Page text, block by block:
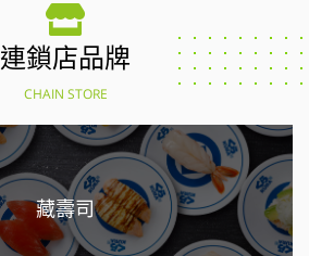
連鎖店品牌
CHAIN STORE
藏壽司